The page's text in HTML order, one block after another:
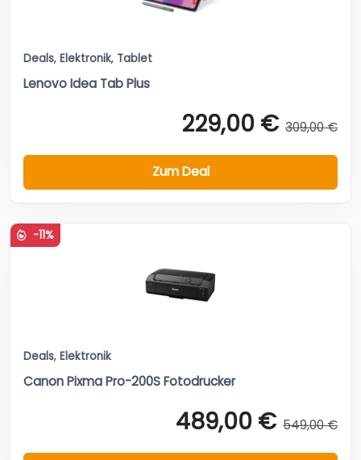
Deals, Elektronik, Tablet
Lenovo Idea Tab Plus
229,00 € 309,00 €
Zum Deal
-11%
Deals, Elektronik
Canon Pixma Pro-200S Fotodrucker
489,00 € 549,00 €